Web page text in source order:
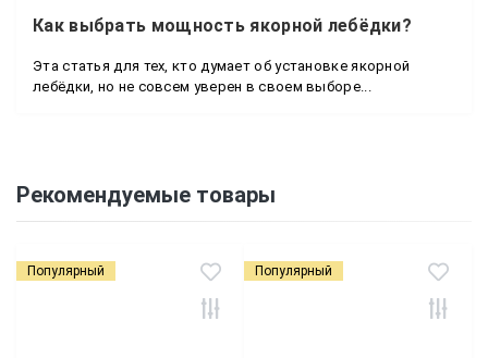
Как выбрать мощность якорной лебёдки?
Эта статья для тех, кто думает об установке якорной
лебёдки, но не совсем уверен в своем выборе...
Рекомендуемые товары
Популярный Популярный